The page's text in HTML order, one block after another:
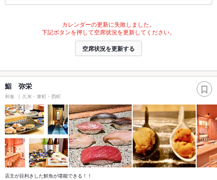
カレンダーの更新に失敗しました。
下記ボタンを押して空席状況を更新してください。
空席状況を更新する
鮨 弥栄
和食 久米・東町・西町
店主が目利きした鮮魚が堪能できる！！